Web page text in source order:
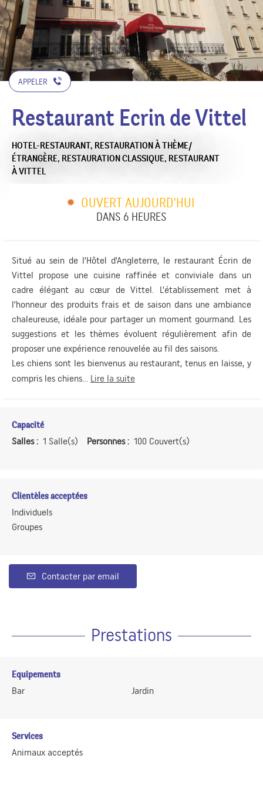
APPELER
Restaurant Ecrin de Vittel
HOTEL-RESTAURANT, RESTAURATION À THÈME/
ÉTRANGÈRE, RESTAURATION CLASSIQUE, RESTAURANT
À VITTEL
OUVERT AUJOURD'HUI
DANS 6 HEURES
Situé au sein de l’Hôtel d’Angleterre, le restaurant Écrin de
Vittel propose une cuisine raffinée et conviviale dans un
cadre élégant au cœur de Vittel. L’établissement met à
l’honneur des produits frais et de saison dans une ambiance
chaleureuse, idéale pour partager un moment gourmand. Les
suggestions et les thèmes évoluent régulièrement afin de
proposer une expérience renouvelée au fil des saisons.
Les chiens sont les bienvenus au restaurant, tenus en laisse, y
compris les chiens... Lire la suite
Capacité
Salles : 1 Salle(s) Personnes : 100 Couvert(s)
Clientèles acceptées
Individuels
Groupes
Contacter par email
Prestations
Equipements
Bar Jardin
Services
Animaux acceptés